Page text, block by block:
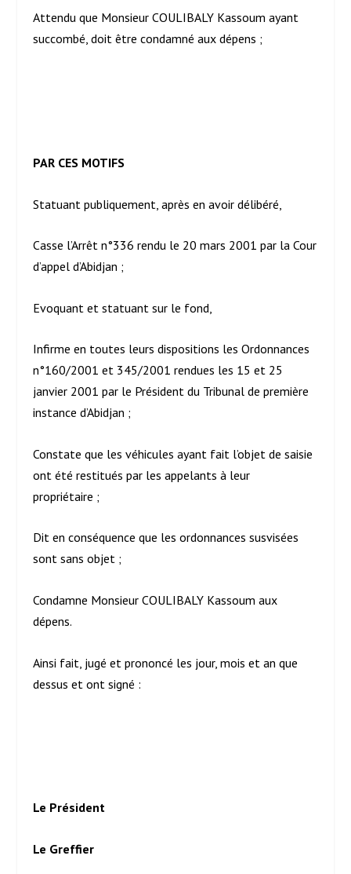
Attendu que Monsieur COULIBALY Kassoum ayant
succombé, doit être condamné aux dépens ;
PAR CES MOTIFS
Statuant publiquement, après en avoir délibéré,
Casse l’Arrêt n°336 rendu le 20 mars 2001 par la Cour
d’appel d’Abidjan ;
Evoquant et statuant sur le fond,
Infirme en toutes leurs dispositions les Ordonnances
n°160/2001 et 345/2001 rendues les 15 et 25
janvier 2001 par le Président du Tribunal de première
instance d’Abidjan ;
Constate que les véhicules ayant fait l’objet de saisie
ont été restitués par les appelants à leur
propriétaire ;
Dit en conséquence que les ordonnances susvisées
sont sans objet ;
Condamne Monsieur COULIBALY Kassoum aux
dépens.
Ainsi fait, jugé et prononcé les jour, mois et an que
dessus et ont signé :
Le Président
Le Greffier